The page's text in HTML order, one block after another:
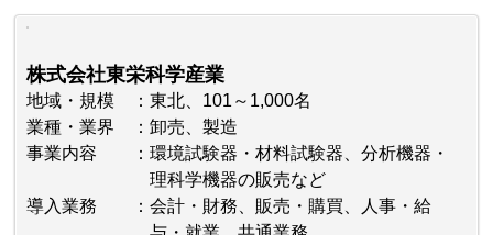
株式会社東栄科学産業
地域・規模
東北、101～1,000名
業種・業界
卸売、製造
事業内容
環境試験器・材料試験器、分析機器・
理科学機器の販売など
導入業務
会計・財務、販売・購買、人事・給